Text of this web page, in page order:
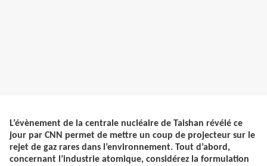
L’évènement de la centrale nucléaire de Taishan révélé ce
jour par CNN permet de mettre un coup de projecteur sur le
rejet de gaz rares dans l’environnement. Tout d’abord,
concernant l’industrie atomique, considérez la formulation